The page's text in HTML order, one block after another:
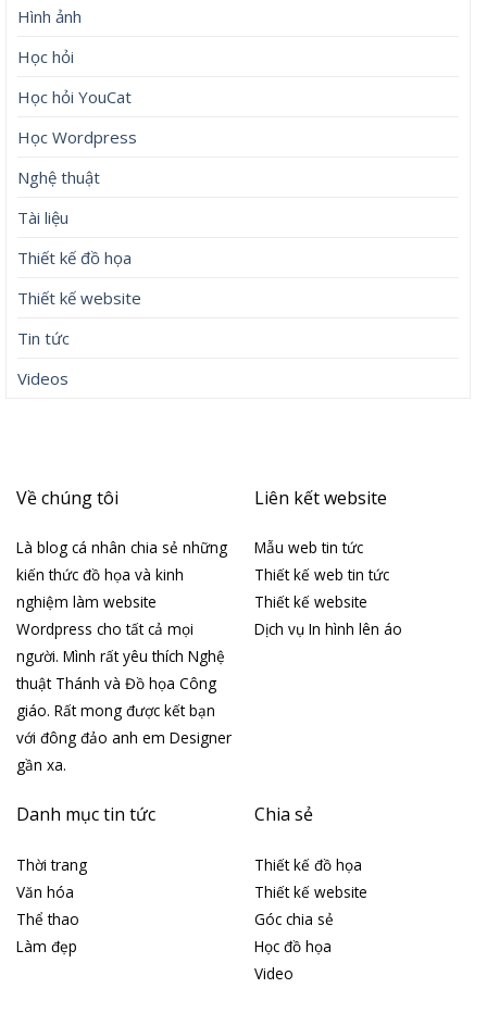
Hình ảnh
Học hỏi
Học hỏi YouCat
Học Wordpress
Nghệ thuật
Tài liệu
Thiết kế đồ họa
Thiết kế website
Tin tức
Videos
Về chúng tôi
Là blog cá nhân chia sẻ những
kiến thức đồ họa và kinh
nghiệm làm website
Wordpress cho tất cả mọi
người. Mình rất yêu thích Nghệ
thuật Thánh và Đồ họa Công
giáo. Rất mong được kết bạn
với đông đảo anh em Designer
gần xa.
Liên kết website
Mẫu web tin tức
Thiết kế web tin tức
Thiết kế website
Dịch vụ In hình lên áo
Danh mục tin tức
Thời trang
Văn hóa
Thể thao
Làm đẹp
Chia sẻ
Thiết kế đồ họa
Thiết kế website
Góc chia sẻ
Học đồ họa
Video